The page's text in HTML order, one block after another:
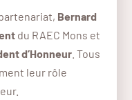
Bernard
du RAEC Mons et
d’Honneur . Tous
leur rôle